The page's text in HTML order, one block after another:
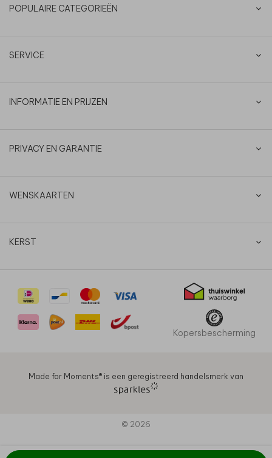
POPULAIRE CATEGORIEËN
SERVICE
INFORMATIE EN PRIJZEN
PRIVACY EN GARANTIE
WENSKAARTEN
KERST
Kopersbescherming
Made for Moments®️ is een geregistreerd handelsmerk van
© 2026